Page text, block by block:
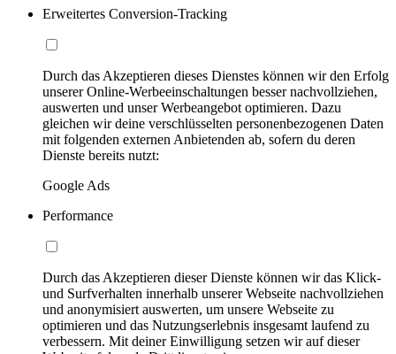
Erweitertes Conversion-Tracking
Durch das Akzeptieren dieses Dienstes können wir den Erfolg
unserer Online-Werbeeinschaltungen besser nachvollziehen,
auswerten und unser Werbeangebot optimieren. Dazu
gleichen wir deine verschlüsselten personenbezogenen Daten
mit folgenden externen Anbietenden ab, sofern du deren
Dienste bereits nutzt:
Google Ads
Performance
Durch das Akzeptieren dieser Dienste können wir das Klick-
und Surfverhalten innerhalb unserer Webseite nachvollziehen
und anonymisiert auswerten, um unsere Webseite zu
optimieren und das Nutzungserlebnis insgesamt laufend zu
verbessern. Mit deiner Einwilligung setzen wir auf dieser